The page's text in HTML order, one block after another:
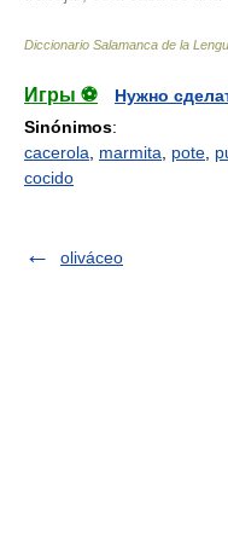
Diccionario Salamanca de la
Игры ⚽
Нужно
Sinónimos:
cacerola
marmita pote
cocido
oliváceo